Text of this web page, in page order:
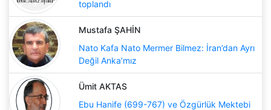
toplandı
Mustafa ŞAHİN
Nato Kafa Nato Mermer Bilmez: İran’dan Ayrı
Değil Anka’mız
Ümit AKTAS
Ebu Hanife (699-767) ve Özgürlük Mektebi